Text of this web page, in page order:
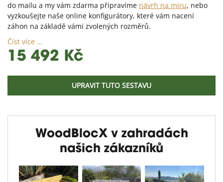
do mailu a my vám zdarma připravíme návrh na míru, nebo
vyzkoušejte naše online konfigurátory, které vám nacení
záhon na základě vámi zvolených rozměrů.
Číst více ...
15 492 Kč
UPRAVIT TUTO SESTAVU
WoodBlocX v zahradách
našich zákazníků